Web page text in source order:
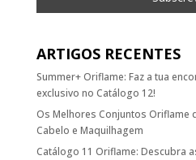
ARTIGOS RECENTES
Summer+ Oriflame: Faz a tua
exclusivo no Catálogo 12!
Os Melhores Conjuntos Oriflame
Cabelo e Maquilhagem
Catálogo 11 Oriflame: Descubra